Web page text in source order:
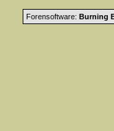
Forensoftware: Burning